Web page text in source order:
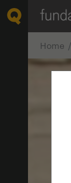
Home